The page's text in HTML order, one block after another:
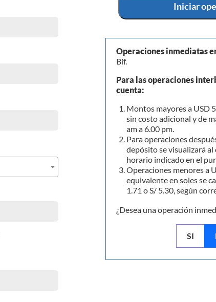
Iniciar
Operaciones inmediatas
Bif.
Para las operaciones
cuenta:
Montos mayores a USD
sin costo adicional y de
am a 6.00 pm.
Para operaciones
depósito se visualizará
horario indicado en el
Operaciones menores a
equivalente en soles se
1.71 o S/ 5.30, según
¿Desea una operación
SI